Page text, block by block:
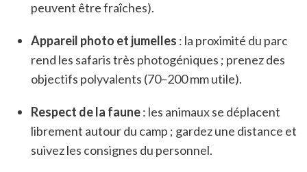
peuvent être fraîches).
Appareil photo et jumelles : la proximité du parc
rend les safaris très photogéniques ; prenez des
objectifs polyvalents (70–200 mm utile).
Respect de la faune: les animaux se déplacent
librement autour du camp ; gardez une distance et
suivez les consignes du personnel.